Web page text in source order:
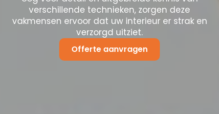
verschillende technieken, zorgen deze
vakmensen ervoor dat uw interieur er strak en
verzorgd uitziet.
Offerte aanvragen